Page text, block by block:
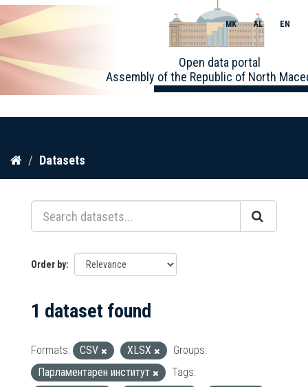
Skip
content
Open data portal
Assembly of the Republic of North
MK AL EN
Datasets
Order by
1 dataset found
Formats: CSV XLSX
Groups:
Парламентарен институт
Tags: